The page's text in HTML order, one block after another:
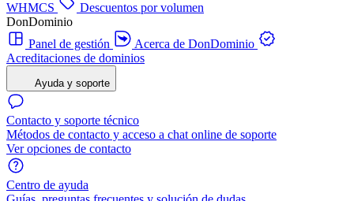
WHMCS
Descuentos por volumen
DonDominio
Panel de gestión
Acerca de DonDominio
Acreditaciones de dominios
Ayuda y soporte
Contacto y soporte técnico
Métodos de contacto y acceso a chat online de soporte
Ver opciones de contacto
Centro de ayuda